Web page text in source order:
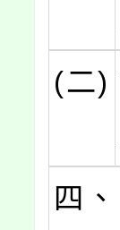
(二)
四、